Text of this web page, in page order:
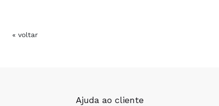
« voltar
Ajuda ao cliente